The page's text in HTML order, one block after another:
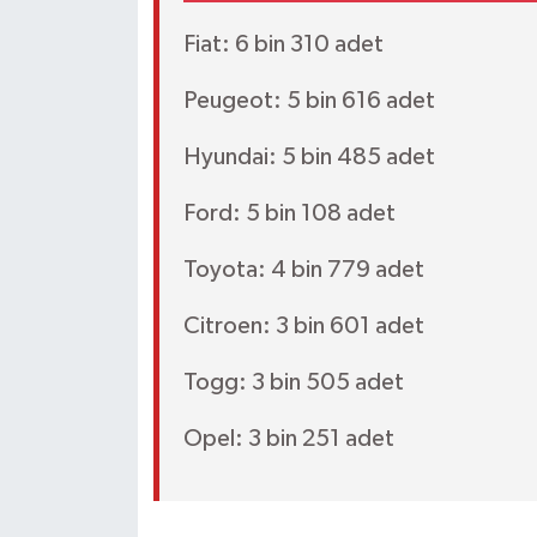
Fiat: 6 bin 310 adet
Peugeot: 5 bin 616 adet
Hyundai: 5 bin 485 adet
Ford: 5 bin 108 adet
Toyota: 4 bin 779 adet
Citroen: 3 bin 601 adet
Togg: 3 bin 505 adet
Opel: 3 bin 251 adet